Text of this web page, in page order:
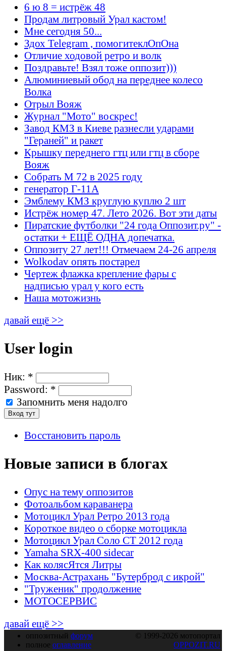
6 ю 8 = истрёж 48
Продам литровый Урал кастом!
Мне сегодня 50...
Здох Telegram , помогитеклОпОна
Отличие ходовой ретро и волк
Поздравьте! Взял тоже оппозит)))
Алюминиевый обод на переднее колесо
Волка
Отрыл Вояж
Журнал "Мото" воскрес!
Завод КМЗ в Киеве разнесли ударами
"Гераней" и ракет
Крышку переднего гтц или гтц в сборе
Вояж
Собрать М 72 в 2025 году
генератор Г-11А
Эмблему КМЗ круглую куплю 2 шт
Истрёж номер 47. Лето 2026. Вот эти даты
Пиратские футболки "24 года Оппозит.ру" -
остатки + ЕЩЁ ОДНА допечатка.
Оппозиту 27 лет!!! Отмечаем 24-26 апреля
Wolkodav опять постарел
Чертеж флажка крепление фары с
надписью урал у кого есть
Наша мотожизнь
давай ещё >>
User login
Ник: *
Password: *
Запомнить меня надолго
Восстановить пароль
Новые записи в блогах
Опус на тему оппозитов
Фотоальбом караванера
Мотоцикл Урал Ретро 2013 года
Короткое видео о сборке мотоцикла
Мотоцикл Урал Соло СТ 2012 года
Yamaha SRX-400 sidecar
Как колясЯтся Литры
Москва-Астрахань "Бутерброд с икрой"
"Труженик" продолжение
МОТОСЕРВИС
давай ещё >>
оппозитный форум
полное оглавление
© 1999-2026 мотопортал
OPPOZIT.RU